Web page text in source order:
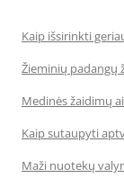
Kaip išsirinkti
Žieminių padangų
Medinės žaidimų
Kaip sutaupyti
Maži nuotekų